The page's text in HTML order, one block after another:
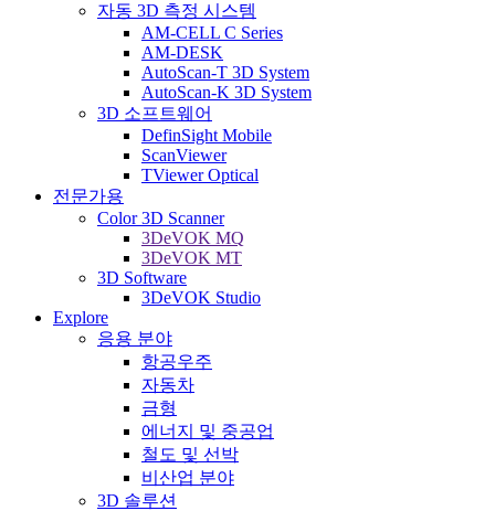
자동 3D 측정 시스템
AM-CELL C Series
AM-DESK
AutoScan-T 3D System
AutoScan-K 3D System
3D 소프트웨어
DefinSight Mobile
ScanViewer
TViewer Optical
전문가용
Color 3D Scanner
3DeVOK MQ
3DeVOK MT
3D Software
3DeVOK Studio
Explore
응용 분야
항공우주
자동차
금형
에너지 및 중공업
철도 및 선박
비산업 분야
3D 솔루션